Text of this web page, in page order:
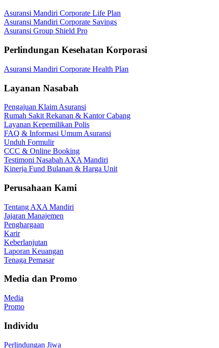
Asuransi Mandiri Corporate Life Plan
Asuransi Mandiri Corporate Savings
Asuransi Group Shield Pro
Perlindungan Kesehatan Korporasi
Asuransi Mandiri Corporate Health Plan
Layanan Nasabah
Pengajuan Klaim Asuransi
Rumah Sakit Rekanan & Kantor Cabang
Layanan Kepemilikan Polis
FAQ & Informasi Umum Asuransi
Unduh Formulir
CCC & Online Booking
Testimoni Nasabah AXA Mandiri
Kinerja Fund Bulanan & Harga Unit
Perusahaan Kami
Tentang AXA Mandiri
Jajaran Manajemen
Penghargaan
Karir
Keberlanjutan
Laporan Keuangan
Tenaga Pemasar
Media dan Promo
Media
Promo
Individu
Perlindungan Jiwa